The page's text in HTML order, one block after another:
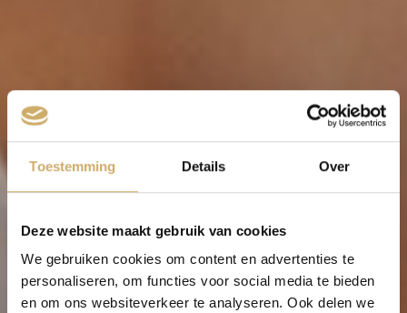
Toestemming Details Over
Deze website maakt gebruik van cookies
We gebruiken cookies om content en advertenties te
personaliseren, om functies voor social media te bieden
en om ons websiteverkeer te analyseren. Ook delen we